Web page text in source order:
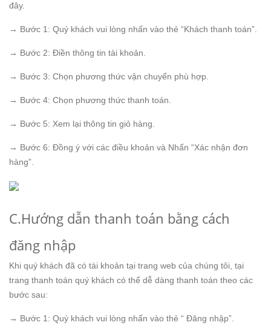
đây.
→ Bước 1: Quý khách vui lòng nhấn vào thẻ “Khách thanh toán”.
→ Bước 2: Điền thông tin tài khoản.
→ Bước 3: Chọn phương thức vận chuyển phù hợp.
→ Bước 4: Chọn phương thức thanh toán.
→ Bước 5: Xem lại thông tin giỏ hàng.
→ Bước 6: Đồng ý với các điều khoản và Nhấn “Xác nhận đơn
hàng”.
C.Hướng dẫn thanh toán bằng cách
đăng nhập
Khi quý khách đã có tài khoản tại trang web của chúng tôi, tại
trang thanh toán quý khách có thể dễ dàng thanh toán theo các
bước sau:
→ Bước 1: Quý khách vui lòng nhấn vào thẻ “ Đăng nhập”.